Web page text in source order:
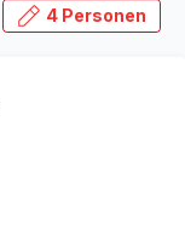
4 Personen